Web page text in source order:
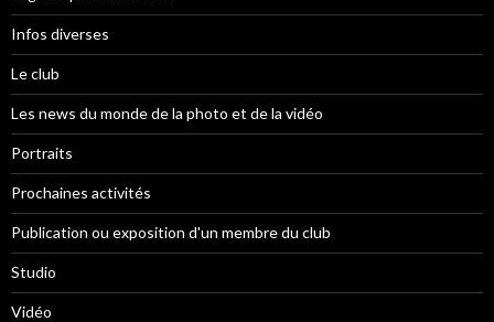
Infos diverses
Le club
Les news du monde de la photo et de la vidéo
Portraits
Prochaines activités
Publication ou exposition d'un membre du club
Studio
Vidéo